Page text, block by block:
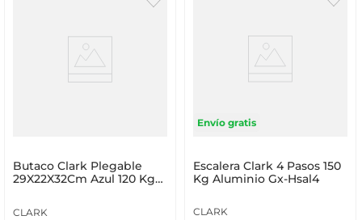
Butaco Clark Plegable
29X22X32Cm Azul 120 Kg
CLARK
Envío gratis
Escalera Clark 4 Pasos 150
Kg Aluminio Gx-Hsal4
CLARK